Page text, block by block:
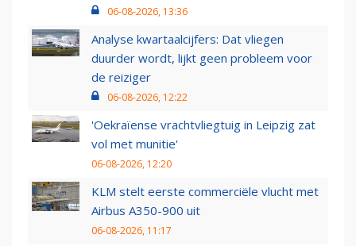
06-08-2026, 13:36
Analyse kwartaalcijfers: Dat vliegen
duurder wordt, lijkt geen probleem voor
de reiziger
06-08-2026, 12:22
'Oekraïense vrachtvliegtuig in Leipzig zat
vol met munitie'
06-08-2026, 12:20
KLM stelt eerste commerciële vlucht met
Airbus A350-900 uit
06-08-2026, 11:17